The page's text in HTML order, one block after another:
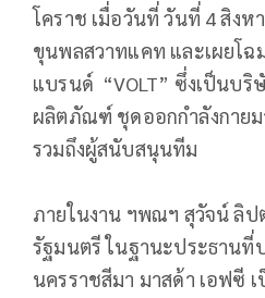
โคราช เมื่อวันที่ วันที่ 4 สิงห
ขุนพลสวาทแคท และเผยโ
แบรนด์ “VOLT” ซึ่งเป็นบ
ผลิตภัณฑ์ ชุดออกกำลังกาย
รวมถึงผู้สนับสนุนทีม
ภายในงาน ฯพณฯ สุวัจน์ ลิ
รัฐมนตรี ในฐานะประธานที่
นครราชสีมา มาสด้า เอฟซี